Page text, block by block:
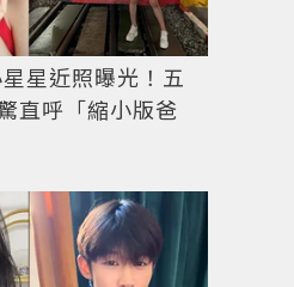
星近照曝光！五
直呼「縮小版爸